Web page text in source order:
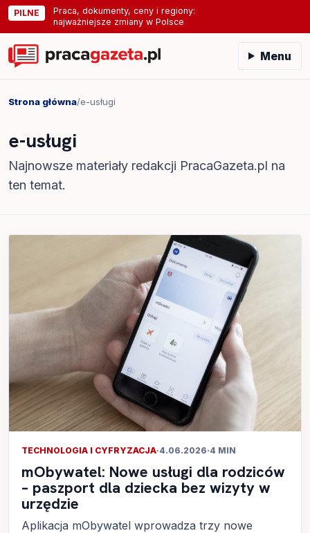
PILNE
Praca, dokumenty, ceny i regiony:
najważniejsze zmiany w Polsce
Menu
Strona główna/e-usługi
e-usługi
Najnowsze materiały redakcji PracaGazeta.pl na
ten temat.
TECHNOLOGIA I CYFRYZACJA·4.06.2026·4 MIN
mObywatel: Nowe usługi dla rodziców
– paszport dla dziecka bez wizyty w
urzędzie
Aplikacja mObywatel wprowadza trzy nowe